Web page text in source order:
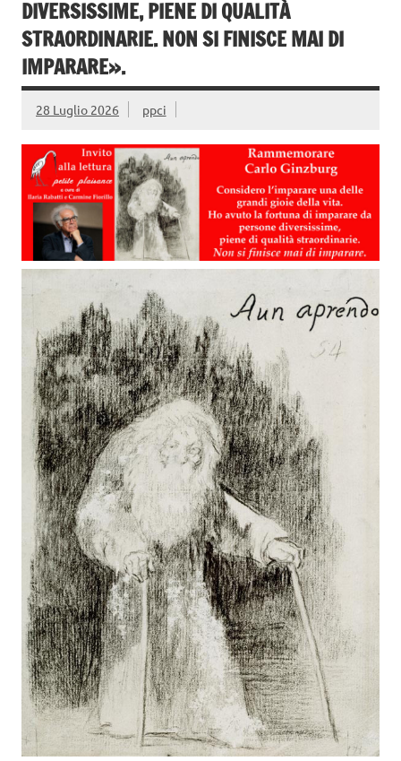
DIVERSISSIME, PIENE DI QUALITÀ
STRAORDINARIE. NON SI FINISCE MAI DI
IMPARARE».
28 Luglio 2026 ppci